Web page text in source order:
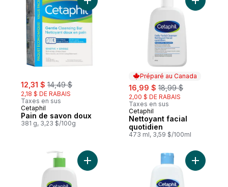
sale:
12,31 $ , formerly:
14,49 $
2,18 $ DE RABAIS
Taxes en sus
Cetaphil
Pain de savon doux
381 g, 3,23 $/100g
Ajouter Pain de savon doux au panier
Préparé au Canada
sale:
16,99 $ , formerly:
18,99 $
2,00 $ DE RABAIS
Taxes en sus
Préparé au Canada
Cetaphil
Nettoyant facial
quotidien
473 ml, 3,59 $/100ml
Ajouter
Ajouter Lotion hydratante ultra Ajouter